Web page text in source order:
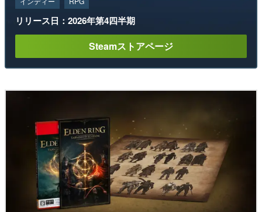
リリース日：2026年第4四半期
Steamストアページ